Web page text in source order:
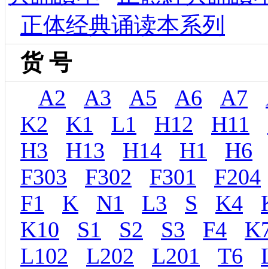
正体经典诵读本系列
货 号
A2
A3 A5 A6 A7
K2
K1 L1 H12 H11
H3
H13 H14 H1
H6
F303
F302 F301
F204
F1
K N1 L3 S K4
K10
S1 S2 S3 F4
L102
L202 L201 T6